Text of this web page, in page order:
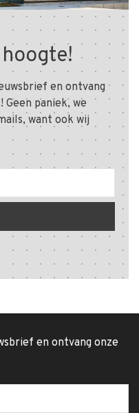
en ontvang
paniek, we
want ook wij
en ontvang onze